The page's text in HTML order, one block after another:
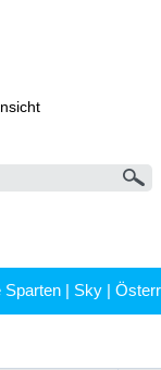
Sparten | Sky |